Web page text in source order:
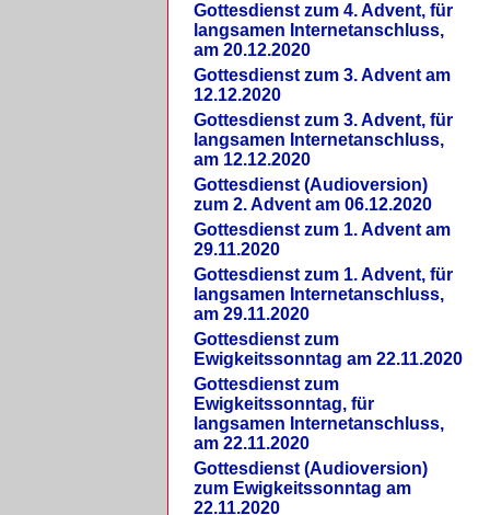
Gottesdienst zum 4. Advent, für
langsamen Internetanschluss,
am 20.12.2020
Gottesdienst zum 3. Advent am
12.12.2020
Gottesdienst zum 3. Advent, für
langsamen Internetanschluss,
am 12.12.2020
Gottesdienst (Audioversion)
zum 2. Advent am 06.12.2020
Gottesdienst zum 1. Advent am
29.11.2020
Gottesdienst zum 1. Advent, für
langsamen Internetanschluss,
am 29.11.2020
Gottesdienst zum
Ewigkeitssonntag am 22.11.2020
Gottesdienst zum
Ewigkeitssonntag, für
langsamen Internetanschluss,
am 22.11.2020
Gottesdienst (Audioversion)
zum Ewigkeitssonntag am
22.11.2020